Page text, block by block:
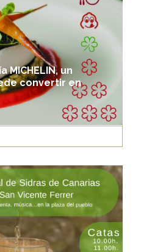
MICHELIN, un
convertir en